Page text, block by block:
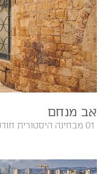
אב מנחם
01‭ ‬ מבחינה‭ ‬היסטורית‭ ‬חודש‭ ‬אב‭ ‬נקרא‭ ‬כך‭ ‬משום‭ ‬שבשפה‭